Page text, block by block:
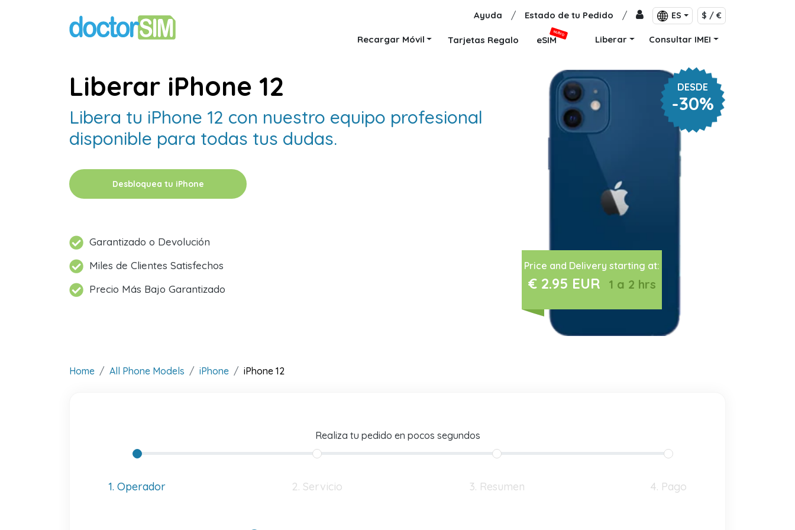
Ayuda / Estado de tu Pedido / ES $ / €
Recargar Móvil Tarjetas Regalo eSIM
NUEVO
Liberar Consultar IMEI
DESDE
-30%
Price and Delivery starting at:
€ 2.95 EUR 1 a 2 hrs
Liberar iPhone 12
Libera tu iPhone 12 con nuestro equipo profesional
disponible para todas tus dudas.
Desbloquea tu iPhone
Garantizado o Devolución
Miles de Clientes Satisfechos
Precio Más Bajo Garantizado
Home All Phone Models iPhone iPhone 12
Realiza tu pedido en pocos segundos
1. Operador 2. Servicio 3. Resumen 4. Pago